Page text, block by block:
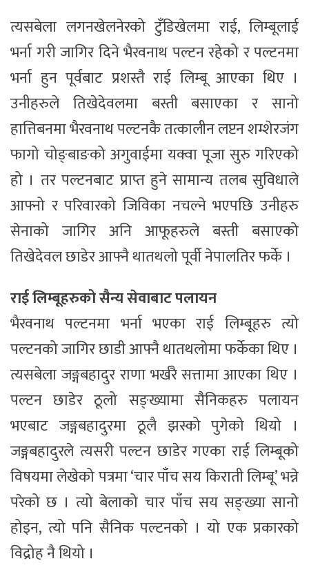
त्यसबेला लगनखेलनेरको टुँडिखेलमा राई, लिम्बूलाई
भर्ना गरी जागिर दिने भैरवनाथ पल्टन रहेको र पल्टनमा
भर्ना हुन पूर्वबाट प्रशस्तै राई लिम्बू आएका थिए ।
उनीहरुले तिखेदेवलमा बस्ती बसाएका र सानो
हात्तिबनमा भैरवनाथ पल्टनकै तत्कालीन लप्टन शम्शेरजंग
फागो चोङ्बाङको अगुवाईमा यक्वा पूजा सुरु गरिएको
हो । तर पल्टनबाट प्राप्त हुने सामान्य तलब सुविधाले
आफ्नो र परिवारको जिविका नचल्ने भएपछि उनीहरु
सेनाको जागिर अनि आफूहरुले बस्ती बसाएको
तिखेदेवल छाडेर आफ्नै थातथलो पूर्वी नेपालतिर फर्के ।
राई लिम्बूहरुको सैन्य सेवाबाट पलायन
भैरवनाथ पल्टनमा भर्ना भएका राई लिम्बूहरु त्यो
पल्टनको जागिर छाडी आफ्नै थातथलोमा फर्केका थिए ।
त्यसबेला जङ्गबहादुर राणा भर्खरै सत्तामा आएका थिए ।
पल्टन छाडेर ठूलो सङ्ख्यामा सैनिकहरु पलायन
भएबाट जङ्गबहादुरमा ठूलै झस्को पुगेको थियो ।
जङ्गबहादुरले त्यसरी पल्टन छाडेर गएका राई लिम्बूको
विषयमा लेखेको पत्रमा ‘चार पाँच सय किराती लिम्बू’ भन्ने
परेको छ । त्यो बेलाको चार पाँच सय सङ्ख्या सानो
होइन, त्यो पनि सैनिक पल्टनको । यो एक प्रकारको
विद्रोह नै थियो ।